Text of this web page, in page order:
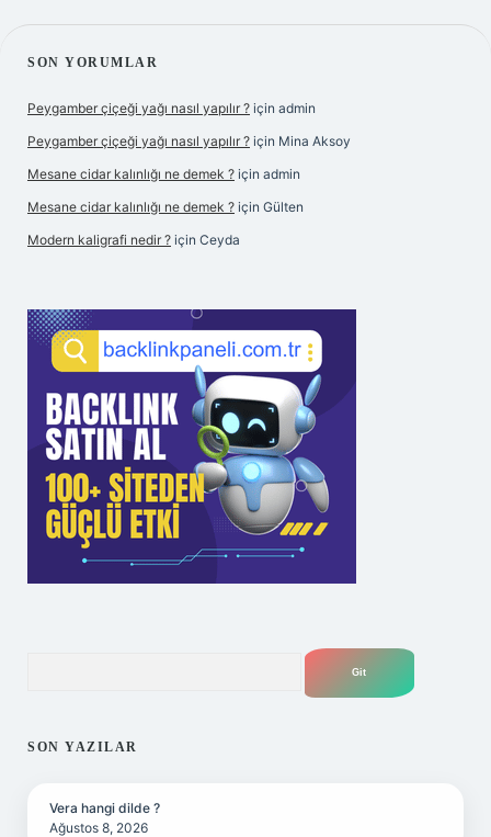
SIDEBAR
SON YORUMLAR
Peygamber çiçeği yağı nasıl yapılır ? için admin
Peygamber çiçeği yağı nasıl yapılır ? için Mina Aksoy
Mesane cidar kalınlığı ne demek ? için admin
Mesane cidar kalınlığı ne demek ? için Gülten
Modern kaligrafi nedir ? için Ceyda
SON YAZILAR
Vera hangi dilde ?
Ağustos 8, 2026